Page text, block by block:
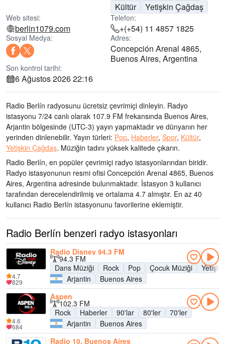
Kültür
Yetişkin Çağdaş
Web sitesi:
berlin1079.com
Telefon:
+(+54) 11 4857 1825
Sosyal Medya: Adres:
Concepción Arenal 4865,
Buenos Aires, Argentina
Son kontrol tarihi:
6 Ağustos 2026 22:16
Radio Berlín radyosunu ücretsiz çevrimiçi dinleyin. Radyo
istasyonu 7/24 canlı olarak 107.9 FM frekansında Buenos Aires,
Arjantin bölgesinde (UTC-3) yayın yapmaktadır ve dünyanın her
yerinden dinlenebilir. Yayın türleri: Pop, Haberler, Spor, Kültür,
Yetişkin Çağdaş. Müziğin tadını yüksek kalitede çıkarın.
Radio Berlín, en popüler çevrimiçi radyo istasyonlarından biridir.
Radyo istasyonunun resmi ofisi Concepción Arenal 4865, Buenos
Aires, Argentina adresinde bulunmaktadır. İstasyon 3 kullanıcı
tarafından derecelendirilmiş ve ortalama 4.7 almıştır. En az 40
kullanıcı Radio Berlín istasyonunu favorilerine eklemiştir.
Radio Berlín benzeri radyo istasyonları
Radio Disney 94.3 FM
94.3 FM
Dans Müziği
Rock Pop Çocuk Müziği
Arjantin
Buenos Aires
4.7
829
Aspen
102.3 FM
Rock
Haberler 90'lar 80'ler
70'ler
Arjantin
Buenos Aires
4.6
684
Radio 10, Buenos Aires